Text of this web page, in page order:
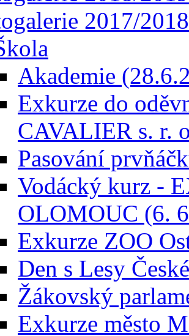
2017/2018
Akademie
Exkurze do
CAVALIER s. r.
Pasování
Vodácký kurz -
OLOMOUC (6.
Exkurze ZOO
Den s Lesy
Žákovský
Exkurze město